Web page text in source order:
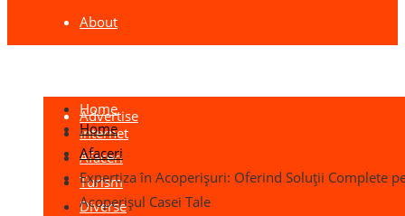
About
Advertise
Home
Internet
Afaceri
Turism
Diverse
Home
Afaceri
Expertiza în Acoperișuri: Oferind Soluții Complete
Acoperișul Casei Tale